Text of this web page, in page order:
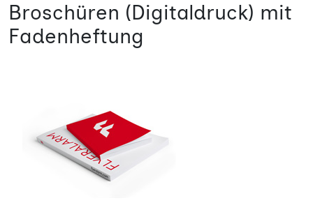
Broschüren (Digitaldruck) mit
Fadenheftung